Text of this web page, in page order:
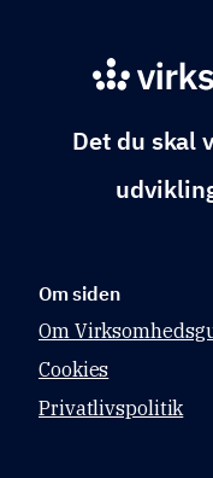
Det du skal
Om siden
Om
Cookies
Privatlivspolitik